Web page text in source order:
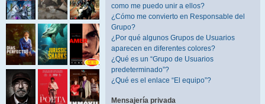
como me puedo unir a ellos?
¿Cómo me convierto en Responsable del
Grupo?
¿Por qué algunos Grupos de Usuarios
aparecen en diferentes colores?
¿Qué es un “Grupo de Usuarios
predeterminado”?
¿Qué es el enlace “El equipo”?
Mensajería privada